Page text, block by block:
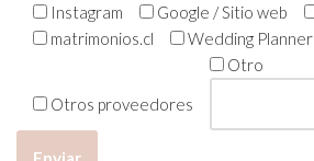
Instagram
Google / Sitio web
matrimonios.cl
Wedding Planner
Otros proveedores
Otro